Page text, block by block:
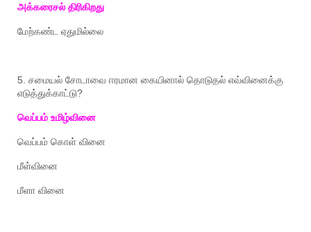
அக்கரைசல் திரிகிறது
மேற்கண்ட ஏதுமில்லை
5. சமையல் சோடாவை ஈரமான கையினால் தொடுதல் எவ்வினைக்கு
எடுத்துக்காட்டு?
வெப்பம் உமிழ்வினை
வெப்பம் கொள் வினை
மீள்வினை
மீளா வினை